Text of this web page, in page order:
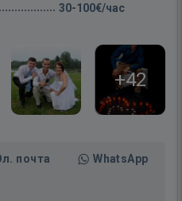
30-100€/час
+42
почта WhatsApp